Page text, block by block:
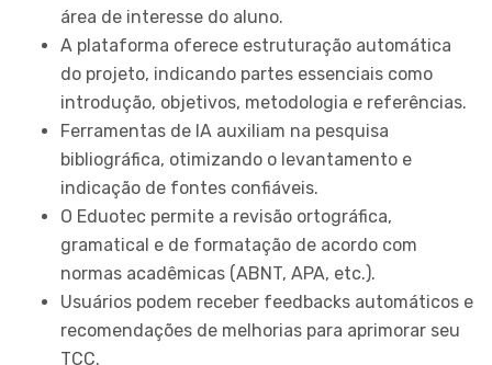
área de interesse do aluno.
A plataforma oferece estruturação automática
do projeto, indicando partes essenciais como
introdução, objetivos, metodologia e referências.
Ferramentas de IA auxiliam na pesquisa
bibliográfica, otimizando o levantamento e
indicação de fontes confiáveis.
O Eduotec permite a revisão ortográfica,
gramatical e de formatação de acordo com
normas acadêmicas (ABNT, APA, etc.).
Usuários podem receber feedbacks automáticos e
recomendações de melhorias para aprimorar seu
TCC.